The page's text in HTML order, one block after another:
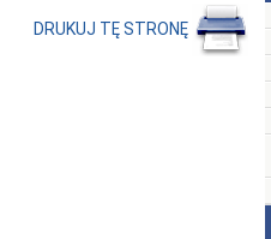
DRUKUJ TĘ STRONĘ